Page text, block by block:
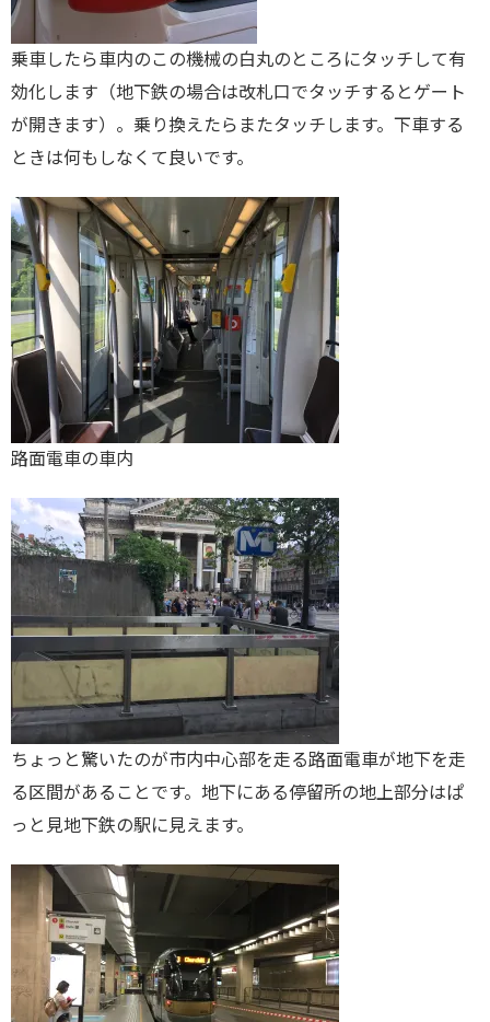
乗車したら車内のこの機械の白丸のところにタッチして有
効化します（地下鉄の場合は改札口でタッチするとゲート
が開きます）。乗り換えたらまたタッチします。下車する
ときは何もしなくて良いです。
路面電車の車内
ちょっと驚いたのが市内中心部を走る路面電車が地下を走
る区間があることです。地下にある停留所の地上部分はぱ
っと見地下鉄の駅に見えます。